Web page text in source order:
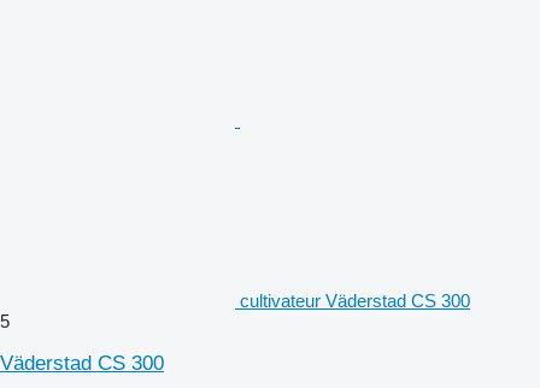
cultivateur Väderstad CS 300
5
Väderstad CS 300